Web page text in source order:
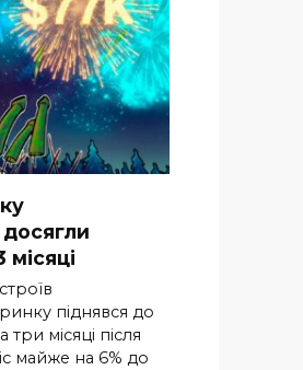
піднявся до
місяці після
майже на 6% до